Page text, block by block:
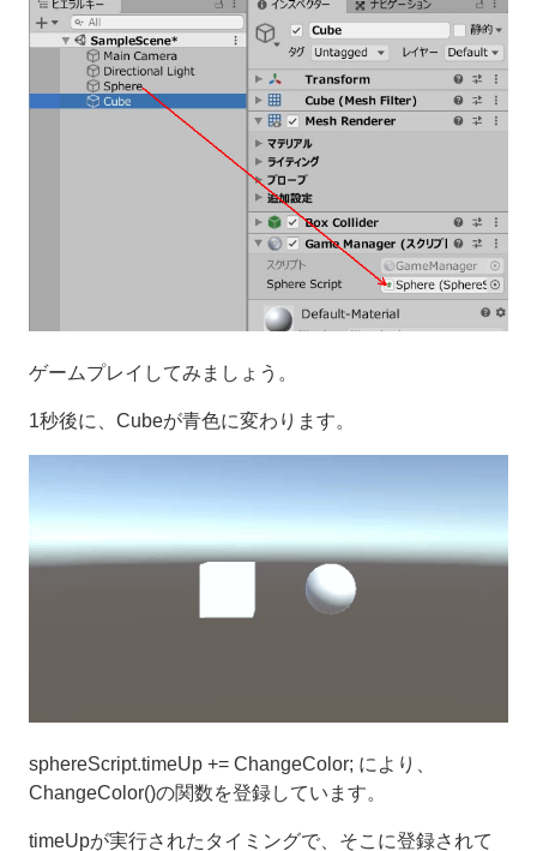
ゲームプレイしてみましょう。
1秒後に、Cubeが青色に変わります。
sphereScript.timeUp += ChangeColor; により、
ChangeColor()の関数を登録しています。
timeUpが実行されたタイミングで、そこに登録されて